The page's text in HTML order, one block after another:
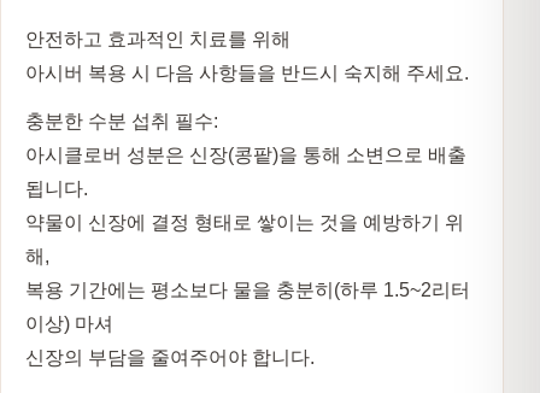
안전하고 효과적인 치료를 위해
아시버 복용 시 다음 사항들을 반드시 숙지해 주세요.
충분한 수분 섭취 필수:
아시클로버 성분은 신장(콩팥)을 통해 소변으로 배출
됩니다.
약물이 신장에 결정 형태로 쌓이는 것을 예방하기 위
해,
복용 기간에는 평소보다 물을 충분히(하루 1.5~2리터
이상) 마셔
신장의 부담을 줄여주어야 합니다.